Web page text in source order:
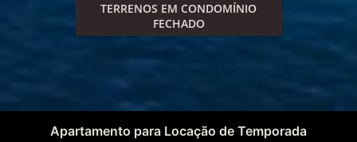
TERRENOS EM CONDOMÍNIO
FECHADO
Apartamento para Locação de Temporada